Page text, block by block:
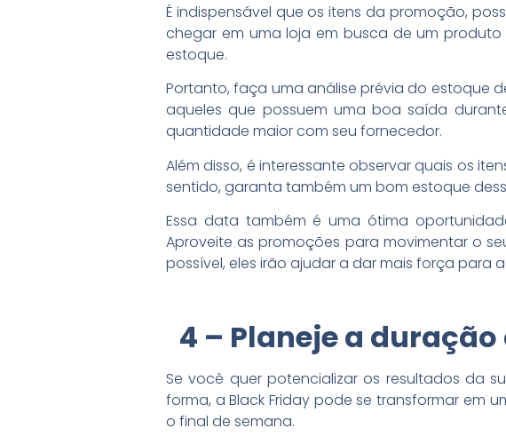
É indispensável que os itens da promoção,
chegar em uma loja em busca de um
estoque.
Portanto, faça uma análise prévia do estoque
aqueles que possuem uma boa saída
quantidade maior com seu fornecedor.
Além disso, é interessante observar quais os
sentido, garanta também um bom estoque
Essa data também é uma ótima
Aproveite as promoções para movimentar o
possível, eles irão ajudar a dar mais força para
4 – Planeje a
Se você quer potencializar os resultados da
forma, a Black Friday pode se transformar em
o final de semana.